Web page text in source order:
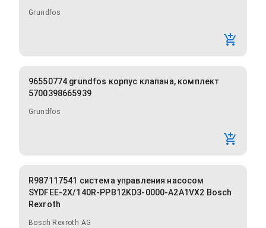
Grundfos
96550774 grundfos корпус клапана, комплект
5700398665939
Grundfos
R987117541 система управления насосом
SYDFEE-2X/140R-PPB12KD3-0000-A2A1VX2 Bosch
Rexroth
Bosch Rexroth AG